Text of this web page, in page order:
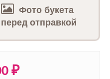
Фото букета
перед отправкой
₽